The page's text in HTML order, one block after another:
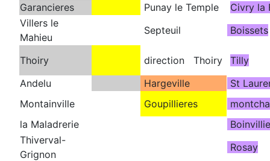
Garancieres Punay le Temple
Civry la
Villers le
Mahieu
Septeuil Boissets
Thoiry direction Thoiry
Tilly
Andelu
Hargeville
St
Montainville
Goupillieres
la Maladrerie
Thiverval-
Grignon
Rosay